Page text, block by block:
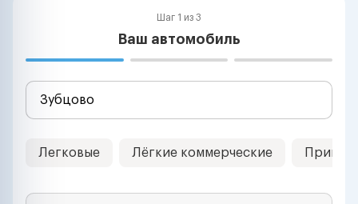
Шаг 1 из 3
Ваш автомобиль
Легковые Лёгкие коммерческие